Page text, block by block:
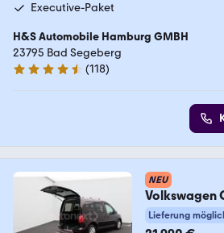
Executive-Paket
H&S Automobile Hamburg GMBH
23795 Bad Segeberg
4.6 Sterne
(118)
NEU
Volkswagen
TSI
Lieferung